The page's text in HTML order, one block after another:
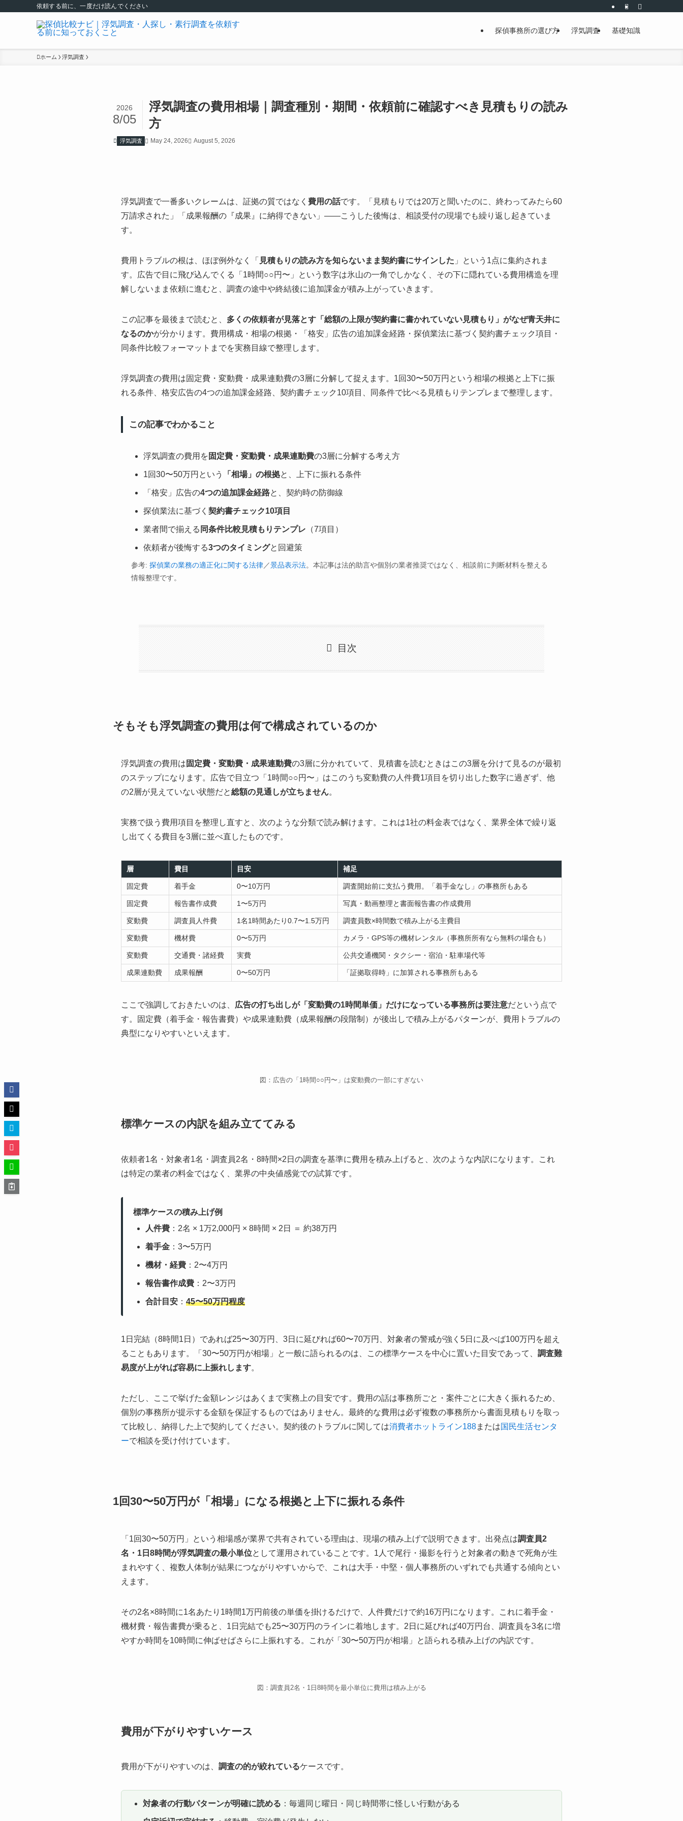
依頼する前に、一度だけ読んでください
探偵事務所の選び方 浮気調査 基礎知識
ホーム 浮気調査
浮気調査の費用相場｜調査種別・期間・依頼前に確認すべき見積もりの読み
方
2026
8/05
浮気調査 May 24, 2026 August 5, 2026
浮気調査で一番多いクレームは、証拠の質ではなく 費用の話です。「見積もりでは20万と聞いたのに、終わってみたら60
万請求された」「成果報酬の『成果』に納得できない」――こうした後悔は、相談受付の現場でも繰り返し起きていま
す。
費用トラブルの根は、ほぼ例外なく「 見積もりの読み方を知らないまま契約書にサインした 」という1点に集約されま
す。広告で目に飛び込んでくる「1時間○○円〜」という数字は氷山の一角でしかなく、その下に隠れている費用構造を理
解しないまま依頼に進むと、調査の途中や終結後に追加課金が積み上がっていきます。
この記事を最後まで読むと、 多くの依頼者が見落とす「総額の上限が契約書に書かれていない見積もり」がなぜ青天井に
なるのかが分かります。費用構成・相場の根拠・「格安」広告の追加課金経路・探偵業法に基づく契約書チェック項目・
同条件比較フォーマットまでを実務目線で整理します。
浮気調査の費用は固定費・変動費・成果連動費の3層に分解して捉えます。1回30〜50万円という相場の根拠と上下に振
れる条件、格安広告の4つの追加課金経路、契約書チェック10項目、同条件で比べる見積もりテンプレまで整理します。
この記事でわかること
浮気調査の費用を 固定費・変動費・成果連動費の3層に分解する考え方
1回30〜50万円という 「相場」の根拠と、上下に振れる条件
「格安」広告の4つの追加課金経路と、契約時の防御線
探偵業法に基づく 契約書チェック10項目
業者間で揃える 同条件比較見積もりテンプレ （7項目）
依頼者が後悔する3つのタイミングと回避策
参考: 探偵業の業務の適正化に関する法律／景品表示法。本記事は法的助言や個別の業者推奨ではなく、相談前に判断材料を整える
情報整理です。
目次
そもそも浮気調査の費用は何で構成されているのか
浮気調査の費用は 固定費・変動費・成果連動費の3層に分かれていて、見積書を読むときはこの3層を分けて見るのが最初
のステップになります。広告で目立つ「1時間○○円〜」はこのうち変動費の人件費1項目を切り出した数字に過ぎず、他
の2層が見えていない状態だと総額の見通しが立ちません。
実務で扱う費用項目を整理し直すと、次のような分類で読み解けます。これは1社の料金表ではなく、業界全体で繰り返
し出てくる費目を3層に並べ直したものです。
層 費目 目安 補足
固定費 着手金 0〜10万円 調査開始前に支払う費用。「着手金なし」の事務所もある
固定費 報告書作成費 1〜5万円 写真・動画整理と書面報告書の作成費用
変動費 調査員人件費 1名1時間あたり0.7〜1.5万円 調査員数×時間数で積み上がる主費目
変動費 機材費 0〜5万円 カメラ・GPS等の機材レンタル（事務所所有なら無料の場合も）
変動費 交通費・諸経費 実費 公共交通機関・タクシー・宿泊・駐車場代等
成果連動費 成果報酬 0〜50万円 「証拠取得時」に加算される事務所もある
ここで強調しておきたいのは、 広告の打ち出しが「変動費の1時間単価」だけになっている事務所は要注意だという点で
す。固定費（着手金・報告書費）や成果連動費（成果報酬の段階制）が後出しで積み上がるパターンが、費用トラブルの
典型になりやすいといえます。
図：広告の「1時間○○円〜」は変動費の一部にすぎない
標準ケースの内訳を組み立ててみる
依頼者1名・対象者1名・調査員2名・8時間×2日の調査を基準に費用を積み上げると、次のような内訳になります。これ
は特定の業者の料金ではなく、業界の中央値感覚での試算です。
標準ケースの積み上げ例
人件費 ：2名 × 1万2,000円 × 8時間 × 2日 ＝ 約38万円
着手金 ：3〜5万円
機材・経費 ：2〜4万円
報告書作成費 ：2〜3万円
合計目安 ： 45〜50万円程度
1日完結（8時間1日）であれば25〜30万円、3日に延びれば60〜70万円、対象者の警戒が強く5日に及べば100万円を超え
ることもあります。「30〜50万円が相場」と一般に語られるのは、この標準ケースを中心に置いた目安であって、 調査難
易度が上がれば容易に上振れします。
ただし、ここで挙げた金額レンジはあくまで実務上の目安です。費用の話は事務所ごと・案件ごとに大きく振れるため、
個別の事務所が提示する金額を保証するものではありません。最終的な費用は必ず複数の事務所から書面見積もりを取っ
て比較し、納得した上で契約してください。契約後のトラブルに関しては消費者ホットライン188または国民生活センタ
ーで相談を受け付けています。
1回30〜50万円が「相場」になる根拠と上下に振れる条件
「1回30〜50万円」という相場感が業界で共有されている理由は、現場の積み上げで説明できます。出発点は調査員2
名・1日8時間が浮気調査の最小単位として運用されていることです。1人で尾行・撮影を行うと対象者の動きで死角が生
まれやすく、複数人体制が結果につながりやすいからで、これは大手・中堅・個人事務所のいずれでも共通する傾向とい
えます。
その2名×8時間に1名あたり1時間1万円前後の単価を掛けるだけで、人件費だけで約16万円になります。これに着手金・
機材費・報告書費が乗ると、1日完結でも25〜30万円のラインに着地します。2日に延びれば40万円台、調査員を3名に増
やすか時間を10時間に伸ばせばさらに上振れする。これが「30〜50万円が相場」と語られる積み上げの内訳です。
図：調査員2名・1日8時間を最小単位に費用は積み上がる
費用が下がりやすいケース
費用が下がりやすいのは、 調査の的が絞れているケースです。
対象者の行動パターンが明確に読める ：毎週同じ曜日・同じ時間帯に怪しい行動がある